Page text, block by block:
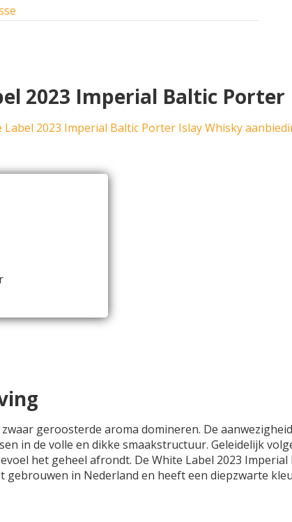
2023 Imperial Baltic
Label 2023 Imperial Baltic Porter Islay Whisky
geroosterde aroma domineren. De
in de volle en dikke smaakstructuur. Geleidelijk
het geheel afrondt. De White Label 2023
in Nederland en heeft een diepzwarte